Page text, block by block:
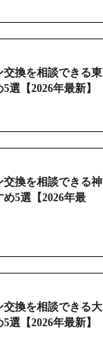
交換を相談できる東
選【2026年最新】
交換を相談できる神
5選【2026年最
交換を相談できる大
選【2026年最新】